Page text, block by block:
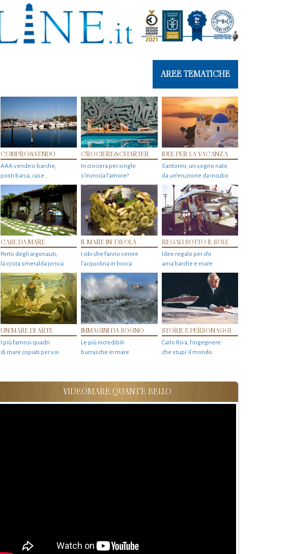
AREE TEMATICHE
COMPRO&VENDO
AAA vendesi barche,
posti barca, case…
CROCIERE&CHARTER
In crociera per single
s'incrocia l’amore?
IDEE PER LA VACANZA
Santorini, un sogno nato
da un’eruzione da incubo
CASE DA MARE
Porto degli argonauti,
la costa smeralda jonica
IL MARE IN TAVOLA
I cibi che fanno venire
l’acquolina in bocca
REGALI SOTTO IL SOLE
Idee regalo per chi
ama barche e mare
UN MARE DI ARTE
I più famosi quadri
di mare copiati per voi
IMMAGINI DA SOGNO
Le più incredibili
burrasche in mare
STORIE E PERSONAGGI
Carlo Riva, l’ingegnere
che stupi' il mondo
VIDEOMARE QUANT'È BELLO